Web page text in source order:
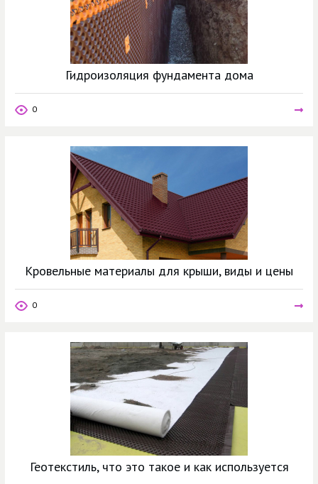
Гидроизоляция фундамента дома
0
Кровельные материалы для крыши, виды и цены
0
Геотекстиль, что это такое и как используется